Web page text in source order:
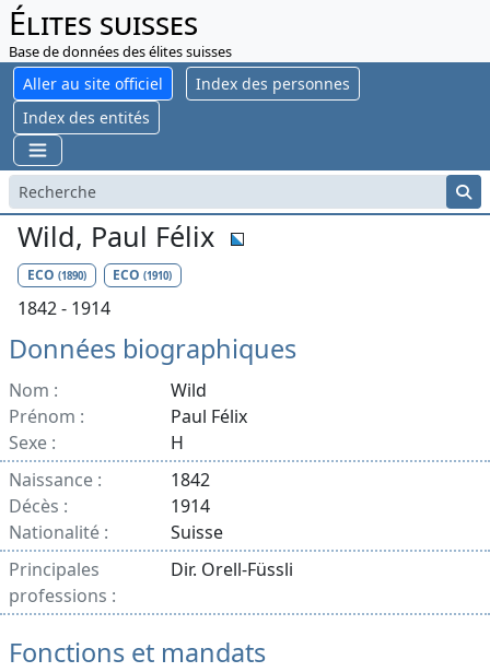
Élites suisses
Base de données des élites suisses
Aller au site officiel
Index des personnes
Index des entités
Wild, Paul Félix
ECO (1890) ECO(1910)
1842 - 1914
Données biographiques
Nom :
Wild
Prénom :
Paul Félix
Sexe :
H
Naissance :
1842
Décès :
1914
Nationalité :
Suisse
Principales
professions :
Dir. Orell-Füssli
Fonctions et mandats